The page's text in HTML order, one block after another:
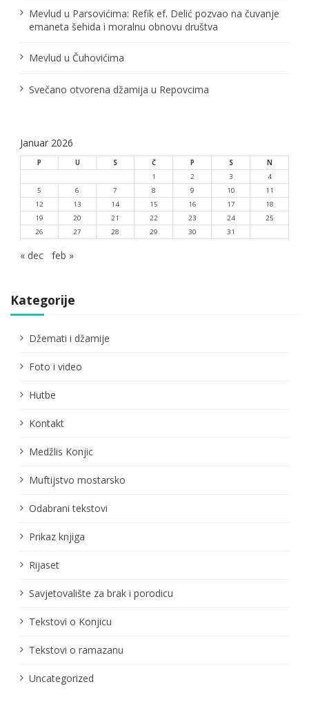
a
k
Mevlud u Parsovićima: Refik ef. Delić pozvao na čuvanje
emaneta šehida i moralnu obnovu društva
Mevlud u Čuhovićima
Svečano otvorena džamija u Repovcima
Januar 2026
P U S Č P S
N
1
2 3
4
5
6 7 8 9 10
11
12
13 14 15 16 17
18
19
20 21 22 23 24
25
26
27 28 29 30 31
« dec feb »
Kategorije
Džemati i džamije
Foto i video
Hutbe
Kontakt
Medžlis Konjic
Muftijstvo mostarsko
Odabrani tekstovi
Prikaz knjiga
Rijaset
Savjetovalište za brak i porodicu
Tekstovi o Konjicu
Tekstovi o ramazanu
Uncategorized